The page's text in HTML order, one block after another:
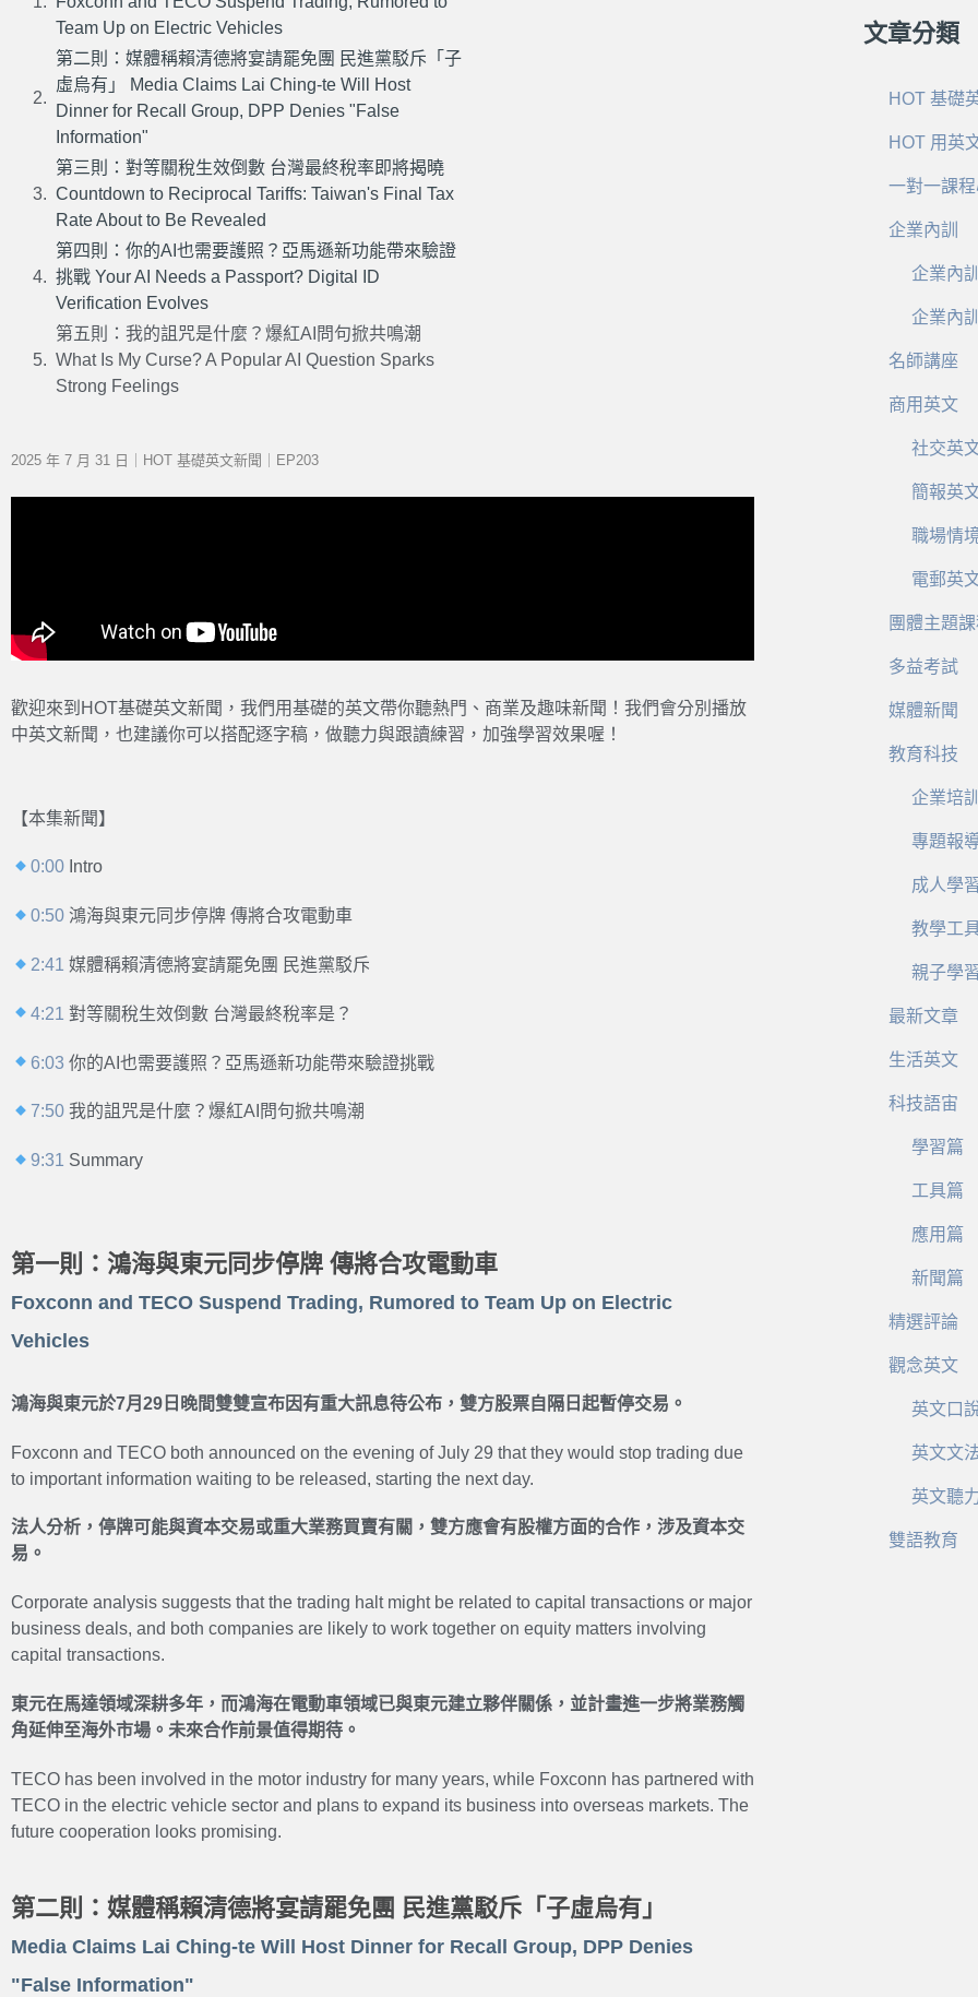
Team Up on Electric Vehicles
第二則：媒體稱賴清德將宴請罷免團 民進黨駁斥「子
虛烏有」 Media Claims Lai Ching-te Will Host
Dinner for Recall Group, DPP Denies "False
Information"
第三則：對等關稅生效倒數 台灣最終稅率即將揭曉
Countdown to Reciprocal Tariffs: Taiwan's Final Tax
Rate About to Be Revealed
第四則：你的AI也需要護照？亞馬遜新功能帶來驗證
挑戰 Your AI Needs a Passport? Digital ID
Verification Evolves
第五則：我的詛咒是什麼？爆紅AI問句掀共鳴潮
What Is My Curse? A Popular AI Question Sparks
Strong Feelings
2025 年 7 月 31 日｜HOT 基礎英文新聞｜EP203
歡迎來到HOT基礎英文新聞，我們用基礎的英文帶你聽熱門、商業及趣味新聞！我們會分別播放
中英文新聞，也建議你可以搭配逐字稿，做聽力與跟讀練習，加強學習效果喔！
【本集新聞】
0:00 Intro
0:50 鴻海與東元同步停牌 傳將合攻電動車
2:41 媒體稱賴清德將宴請罷免團 民進黨駁斥
4:21 對等關稅生效倒數 台灣最終稅率是？
6:03你的AI也需要護照？亞馬遜新功能帶來驗證挑戰
7:50 我的詛咒是什麼？爆紅AI問句掀共鳴潮
9:31 Summary
第一則：鴻海與東元同步停牌 傳將合攻電動車
Foxconn and TECO Suspend Trading, Rumored to Team Up on Electric
Vehicles
鴻海與東元於7月29日晚間雙雙宣布因有重大訊息待公布，雙方股票自隔日起暫停交易。
Foxconn and TECO both announced on the evening of July 29 that they would stop trading due
to important information waiting to be released, starting the next day.
法人分析，停牌可能與資本交易或重大業務買賣有關，雙方應會有股權方面的合作，涉及資本交
易。
Corporate analysis suggests that the trading halt might be related to capital transactions or major
business deals, and both companies are likely to work together on equity matters involving
capital transactions.
東元在馬達領域深耕多年，而鴻海在電動車領域已與東元建立夥伴關係，並計畫進一步將業務觸
角延伸至海外市場。未來合作前景值得期待。
TECO has been involved in the motor industry for many years, while Foxconn has partnered with
TECO in the electric vehicle sector and plans to expand its business into overseas markets. The
future cooperation looks promising.
第二則：媒體稱賴清德將宴請罷免團 民進黨駁斥「子虛烏有」
Media Claims Lai Ching-te Will Host Dinner for Recall Group, DPP Denies
"False Information"
文章分類
HOT 基礎
HOT 用英
一對一課
企業內訓
企業內
企業內
名師講座
商用英文
社交英
簡報英
職場情
電郵英
團體主題
多益考試
媒體新聞
教育科技
企業培
專題報
成人學
教學工
親子學
最新文章
生活英文
科技語宙
學習篇
工具篇
應用篇
新聞篇
精選評論
觀念英文
英文口
英文文
英文聽
雙語教育